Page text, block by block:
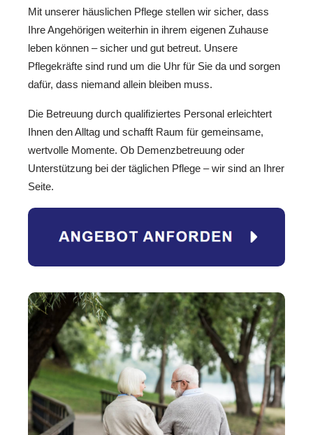
Mit unserer häuslichen Pflege stellen wir sicher, dass
Ihre Angehörigen weiterhin in ihrem eigenen Zuhause
leben können – sicher und gut betreut. Unsere
Pflegekräfte sind rund um die Uhr für Sie da und sorgen
dafür, dass niemand allein bleiben muss.
Die Betreuung durch qualifiziertes Personal erleichtert
Ihnen den Alltag und schafft Raum für gemeinsame,
wertvolle Momente. Ob Demenzbetreuung oder
Unterstützung bei der täglichen Pflege – wir sind an Ihrer
Seite.